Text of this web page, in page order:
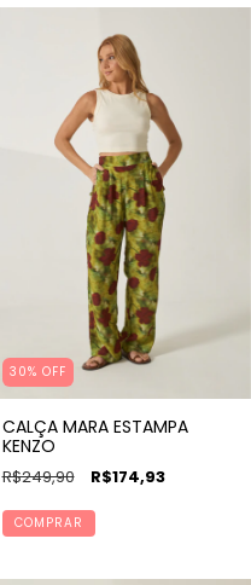
30% OFF
CALÇA MARA ESTAMPA
KENZO
R$249,90 R$174,93
COMPRAR